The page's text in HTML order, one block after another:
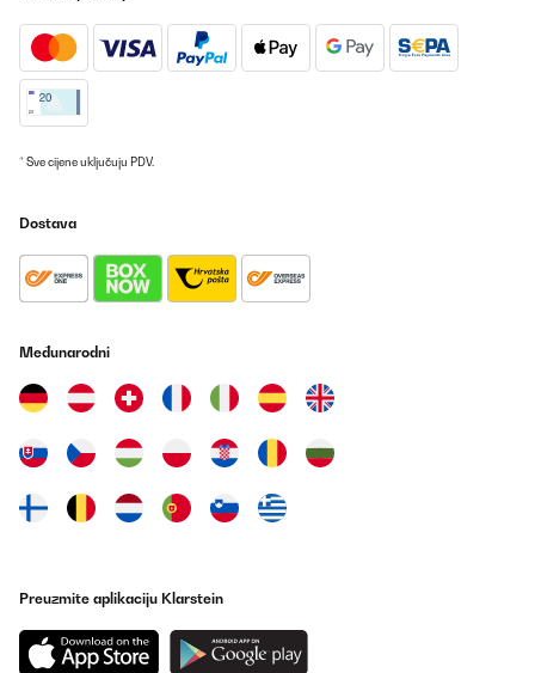
toll aus.Wir haben ihn im Wohnzimmer stehen und sind
begeistert davon.Von den Optik her toll und man denkt, dass es
sich dabei um einen echten Kamin handelt.Es schaut sehr gut und
hochwertig aus- das war uns auch sehr wichtig gewesen.
Amazon-Benutzer
* Sve cijene uključuju PDV.
Dostava
Međunarodni
Preuzmite aplikaciju Klarstein